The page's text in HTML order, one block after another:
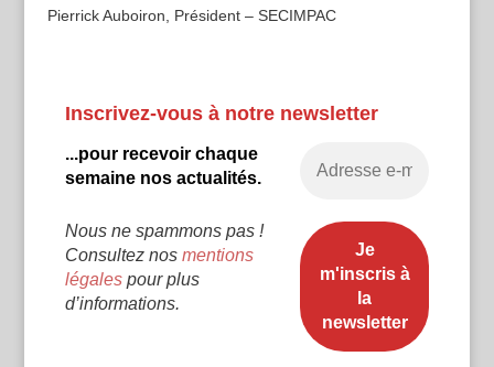
Pierrick Auboiron, Président – SECIMPAC
Inscrivez-vous à notre newsletter
...pour recevoir chaque
semaine nos actualités.
Nous ne spammons pas !
Consultez nos mentions
légalespour plus
d’informations.